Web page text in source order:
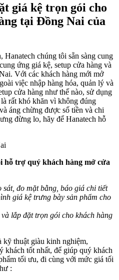
giá kệ trọn gói cho
tại Đồng Nai của
chúng tôi sẵn sàng cung
ứng giá kệ, setup cửa hàng và
Với các khách hàng mới mở
việc nhập hàng hóa, quản lý và
cửa hàng như thế nào, sử dụng
rất khó khăn vì không đúng
áng chừng được số tiền và chi
đừng lo, hãy để Hanatech hỗ
hỗ trợ quý khách hàng mở cửa
đo mặt bằng, báo giá chi tiết
giá kệ trưng bày sản phẩm cho
lắp đặt trọn gói cho khách hàng
thuật giàu kinh nghiệm,
khách tốt nhất, để giúp quý khách
tối ưu, đi cùng với mức giá tối
: